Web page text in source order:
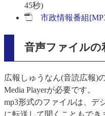
45秒)
市政情報番組
音声ファイルの
広報しゅうなん(音読広報)
Media Playerが必要です。
mp3形式のファイルは、デ
に転送して聞くこともでき